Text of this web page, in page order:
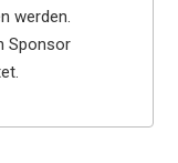
werden.
Sponsor